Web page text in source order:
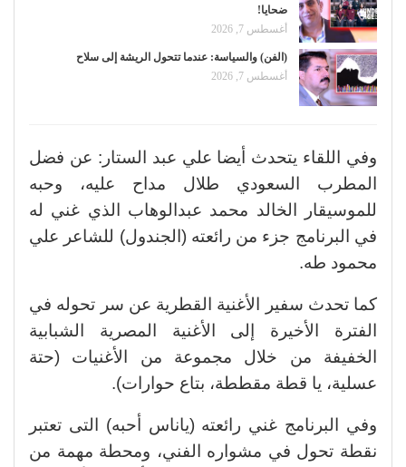
ضحايا!
أغسطس 7, 2026
(الفن) والسياسة: عندما تتحول الريشة إلى سلاح
أغسطس 7, 2026
وفي اللقاء يتحدث أيضا علي عبد الستار: عن فضل
المطرب السعودي طلال مداح عليه، وحبه
للموسيقار الخالد محمد عبدالوهاب الذي غني له
في البرنامج جزء من رائعته (الجندول) للشاعر علي
محمود طه.
كما تحدث سفير الأغنية القطرية عن سر تحوله في
الفترة الأخيرة إلى الأغنية المصرية الشبابية
الخفيفة من خلال مجموعة من الأغنيات (حتة
عسلية، يا قطة مقططة، بتاع حوارات).
وفي البرنامج غني رائعته (ياناس أحبه) التى تعتبر
نقطة تحول في مشواره الفني، ومحطة مهمة من